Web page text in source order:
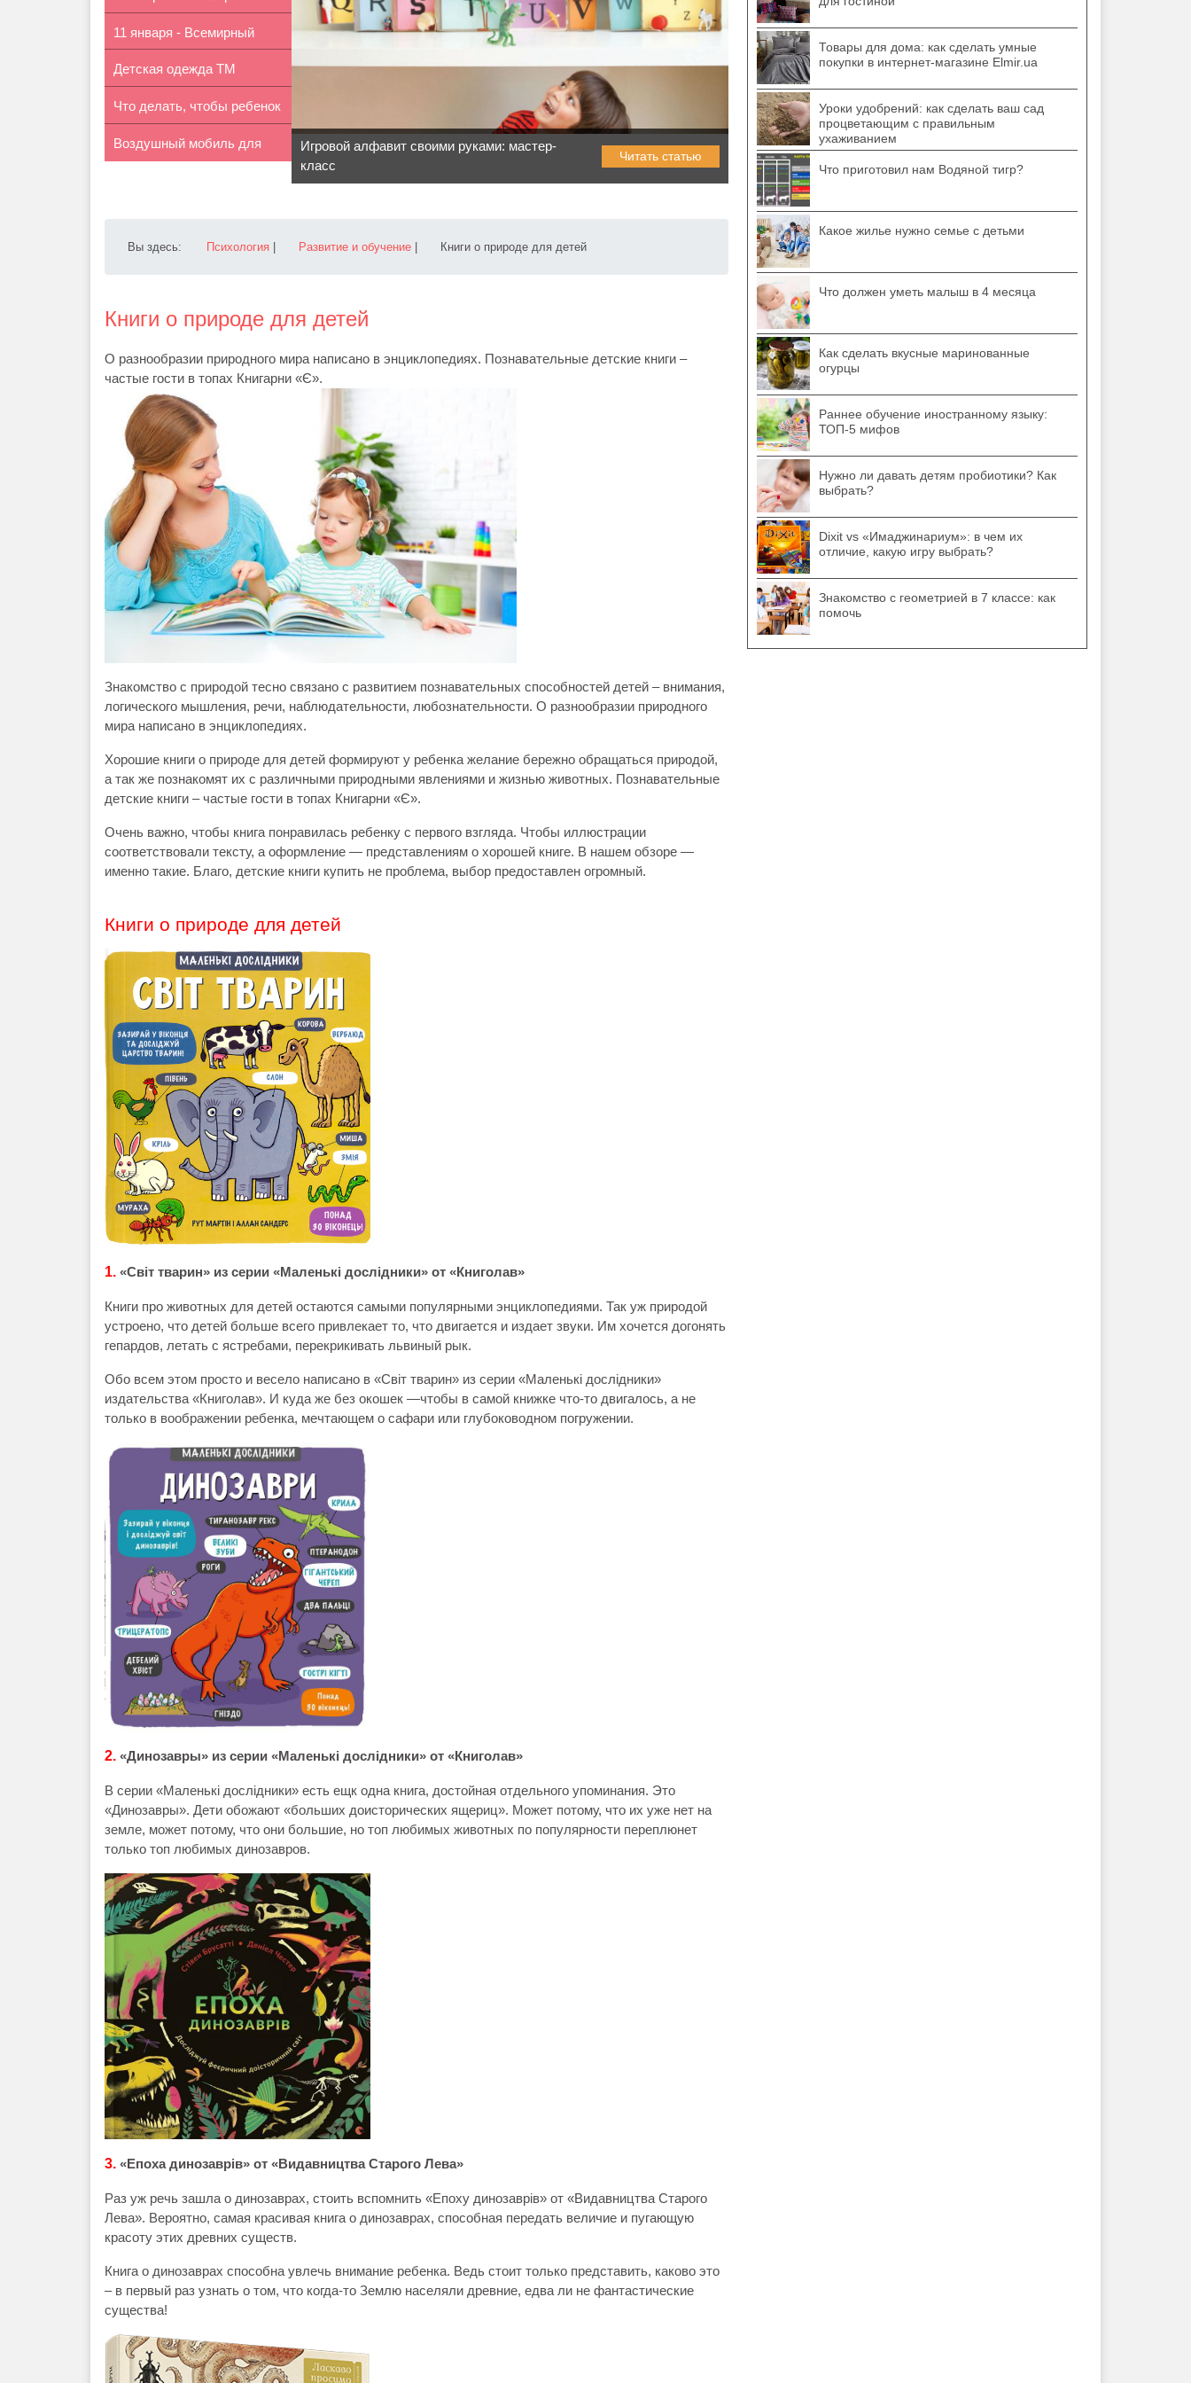
бермуды сво...
11 января - Всемирный
день «Спа...
Детская одежда ТМ
«Barbarris»: ...
Что делать, чтобы ребенок
не бо...
Воздушный мобиль для
Игровой алфавит своими руками: мастер-
класс
Читать статью
Вы здесь: Психология Развитие и обучение Книги о природе для детей
Книги о природе для детей
О разнообразии природного мира написано в энциклопедиях. Познавательные детские книги –
частые гости в топах Книгарни «Є».
Знакомство с природой тесно связано с развитием познавательных способностей детей – внимания,
логического мышления, речи, наблюдательности, любознательности. О разнообразии природного
мира написано в энциклопедиях.
Хорошие книги о природе для детей формируют у ребенка желание бережно обращаться природой,
а так же познакомят их с различными природными явлениями и жизнью животных. Познавательные
детские книги – частые гости в топах Книгарни «Є».
Очень важно, чтобы книга понравилась ребенку с первого взгляда. Чтобы иллюстрации
соответствовали тексту, а оформление — представлениям о хорошей книге. В нашем обзоре —
именно такие. Благо, детские книги купить не проблема, выбор предоставлен огромный.
Книги о природе для детей
1. «Світ тварин» из серии «Маленькі дослідники» от «Книголав»
Книги про животных для детей остаются самыми популярными энциклопедиями. Так уж природой
устроено, что детей больше всего привлекает то, что двигается и издает звуки. Им хочется догонять
гепардов, летать с ястребами, перекрикивать львиный рык.
Обо всем этом просто и весело написано в «Світ тварин» из серии «Маленькі дослідники»
издательства «Книголав». И куда же без окошек —чтобы в самой книжке что-то двигалось, а не
только в воображении ребенка, мечтающем о сафари или глубоководном погружении.
2. «Динозавры» из серии «Маленькі дослідники» от «Книголав»
В серии «Маленькі дослідники» есть ещк одна книга, достойная отдельного упоминания. Это
«Динозавры». Дети обожают «больших доисторических ящериц». Может потому, что их уже нет на
земле, может потому, что они большие, но топ любимых животных по популярности переплюнет
только топ любимых динозавров.
3. «Епоха динозаврів» от «Видавництва Старого Лева»
Раз уж речь зашла о динозаврах, стоить вспомнить «Епоху динозаврів» от «Видавництва Старого
Лева». Вероятно, самая красивая книга о динозаврах, способная передать величие и пугающую
красоту этих древних существ.
Книга о динозаврах способна увлечь внимание ребенка. Ведь стоит только представить, каково это
– в первый раз узнать о том, что когда-то Землю населяли древние, едва ли не фантастические
существа!
Товары для дома: как сделать умные
покупки в интернет-магазине Elmir.ua
Уроки удобрений: как сделать ваш сад
процветающим с правильным
ухаживанием
Что приготовил нам Водяной тигр?
Какое жилье нужно семье с детьми
Что должен уметь малыш в 4 месяца
Как сделать вкусные маринованные
огурцы
Раннее обучение иностранному языку:
ТОП-5 мифов
Нужно ли давать детям пробиотики? Как
выбрать?
Dixit vs «Имаджинариум»: в чем их
отличие, какую игру выбрать?
Знакомство с геометрией в 7 классе: как
помочь